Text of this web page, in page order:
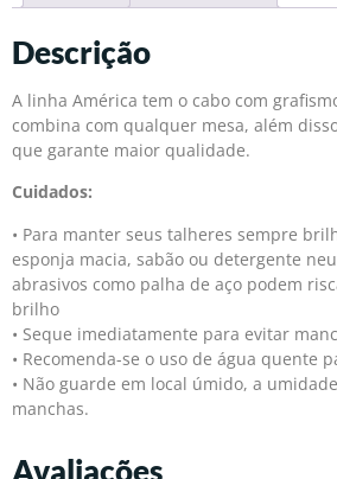
Descrição
A linha América tem o cabo com
combina com qualquer mesa, além
que garante maior qualidade.
Cuidados:
• Para manter seus talheres sempre
esponja macia, sabão ou detergente
abrasivos como palha de aço podem
brilho
• Seque imediatamente para evitar
• Recomenda-se o uso de água quente
• Não guarde em local úmido, a
manchas.
Avaliações